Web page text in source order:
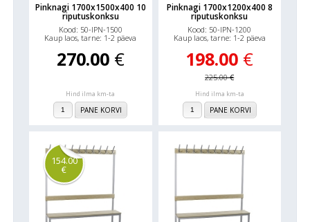
Pinknagi 1700x1500x400 10
riputuskonksu
Kood: 50-IPN-1500
Kaup laos, tarne: 1-2 päeva
270.00 €
Hind ilma km-ta
PANE KORVI
Pinknagi 1700x1200x400 8
riputuskonksu
Kood: 50-IPN-1200
Kaup laos, tarne: 1-2 päeva
198.00 €
225.00€
Hind ilma km-ta
PANE KORVI
154.00
€